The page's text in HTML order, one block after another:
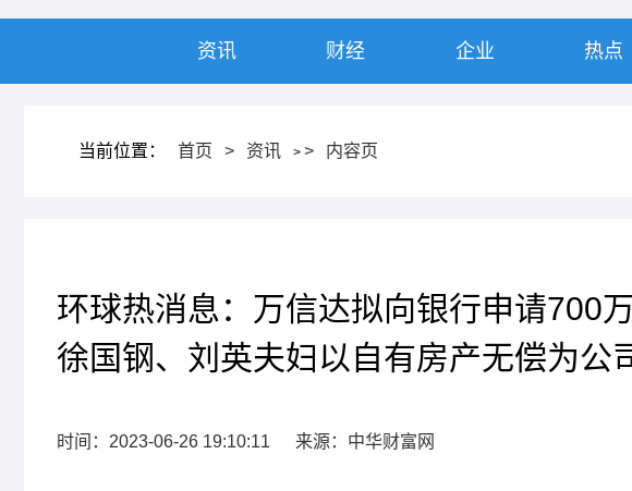
资讯 财经 企业 热点
当前位置： 首页 > 资讯 > > 内容页
环球热消息：万信达拟向银行申请700
徐国钢、刘英夫妇以自有房产无偿为公
时间：2023-06-26 19:10:11 来源：中华财富网